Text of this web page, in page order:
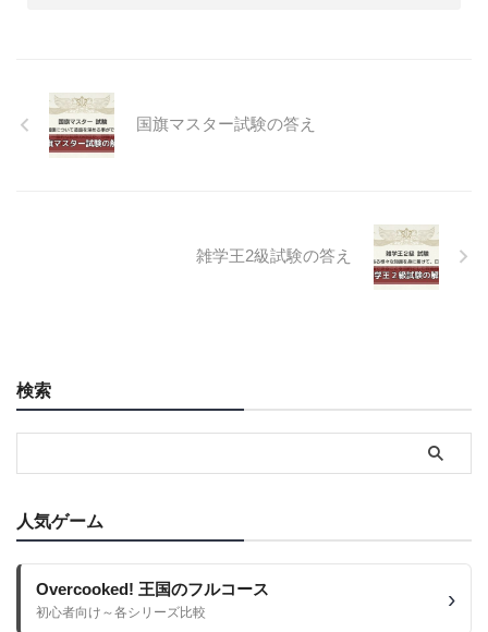
国旗マスター試験の答え
雑学王2級試験の答え
検索
人気ゲーム
Overcooked! 王国のフルコース
初心者向け～各シリーズ比較